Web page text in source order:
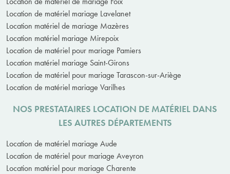
Location de matériel mariage Lavelanet
Location matériel de mariage Mazères
Location matériel mariage Mirepoix
Location de matériel pour mariage Pamiers
Location matériel mariage Saint-Girons
Location de matériel pour mariage Tarascon-sur-Ariège
Location de matériel mariage Varilhes
NOS PRESTATAIRES LOCATION DE MATÉRIEL DANS
LES AUTRES DÉPARTEMENTS
Location de matériel mariage Aude
Location de matériel pour mariage Aveyron
Location matériel pour mariage Charente